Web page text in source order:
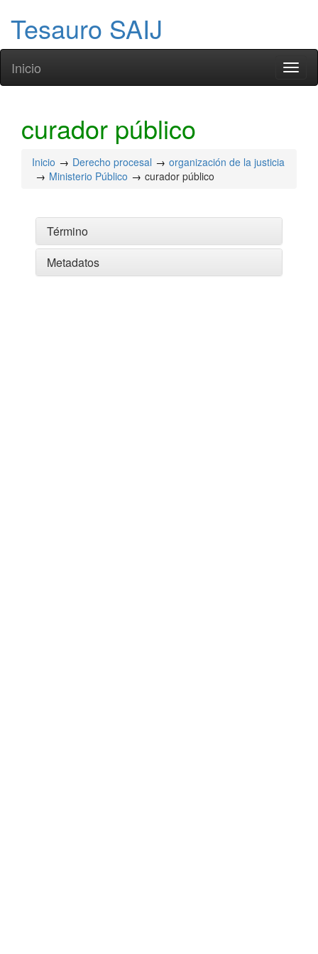
Tesauro SAIJ
Inicio
curador público
Inicio Derecho procesal
organización de la justicia
Ministerio Público
curador público
Término
Metadatos